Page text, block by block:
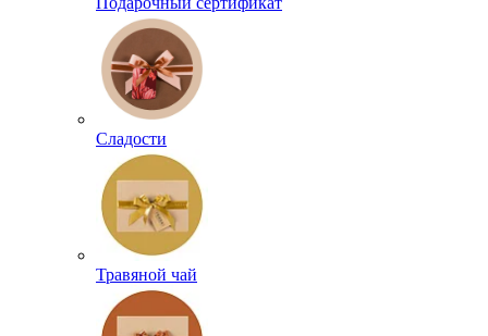
Сладости
Травяной чай